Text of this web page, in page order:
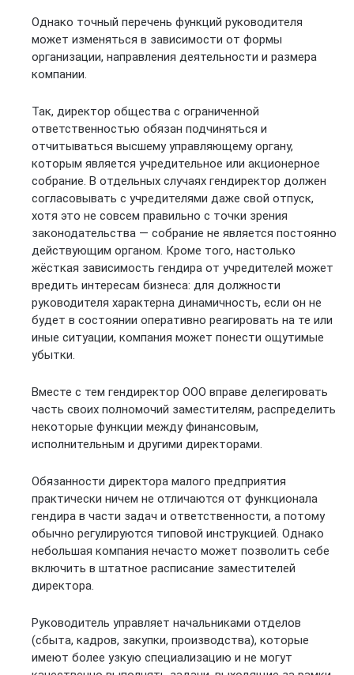
Однако точный перечень функций руководителя
может изменяться в зависимости от формы
организации, направления деятельности и размера
компании.
Так, директор общества с ограниченной
ответственностью обязан подчиняться и
отчитываться высшему управляющему органу,
которым является учредительное или акционерное
собрание. В отдельных случаях гендиректор должен
согласовывать с учредителями даже свой отпуск,
хотя это не совсем правильно с точки зрения
законодательства — собрание не является постоянно
действующим органом. Кроме того, настолько
жёсткая зависимость гендира от учредителей может
вредить интересам бизнеса: для должности
руководителя характерна динамичность, если он не
будет в состоянии оперативно реагировать на те или
иные ситуации, компания может понести ощутимые
убытки.
Вместе с тем гендиректор ООО вправе делегировать
часть своих полномочий заместителям, распределить
некоторые функции между финансовым,
исполнительным и другими директорами.
Обязанности директора малого предприятия
практически ничем не отличаются от функционала
гендира в части задач и ответственности, а потому
обычно регулируются типовой инструкцией. Однако
небольшая компания нечасто может позволить себе
включить в штатное расписание заместителей
директора.
Руководитель управляет начальниками отделов
(сбыта, кадров, закупки, производства), которые
имеют более узкую специализацию и не могут